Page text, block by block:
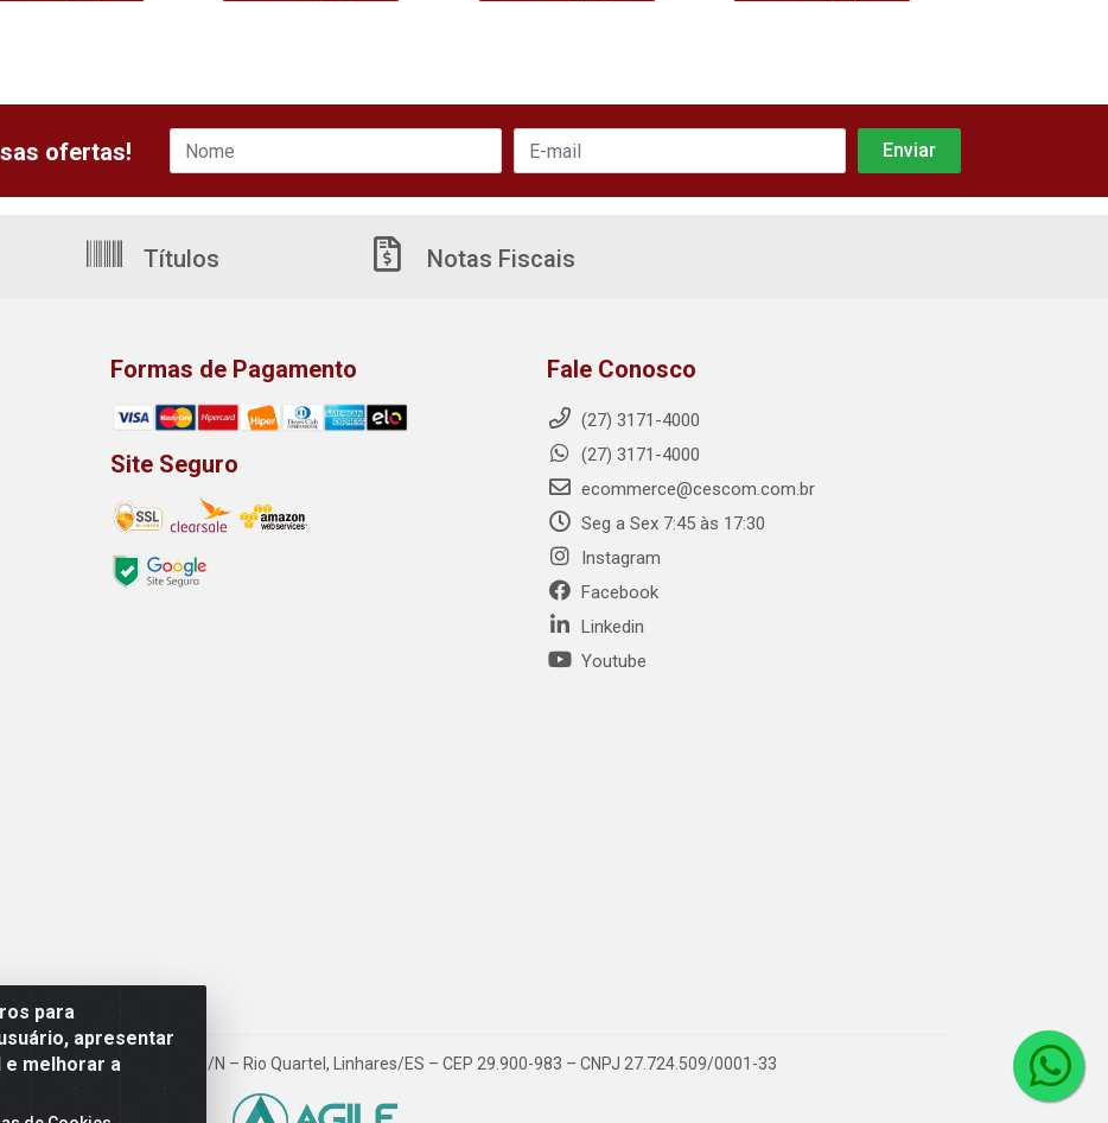
para
apresentar
e melhorar a
ofertas!
Títulos Notas Fiscais
Formas de Pagamento
Site Seguro
Fale Conosco
(27) 3171-4000
(27) 3171-4000
ecommerce@cescom.com.br
Seg a Sex 7:45 às 17:30
Instagram
Facebook
Linkedin
Youtube
BR 101, Km 163, S/N – Rio Quartel, Linhares/ES – CEP 29.900-983 – CNPJ 27.724.509/0001-33